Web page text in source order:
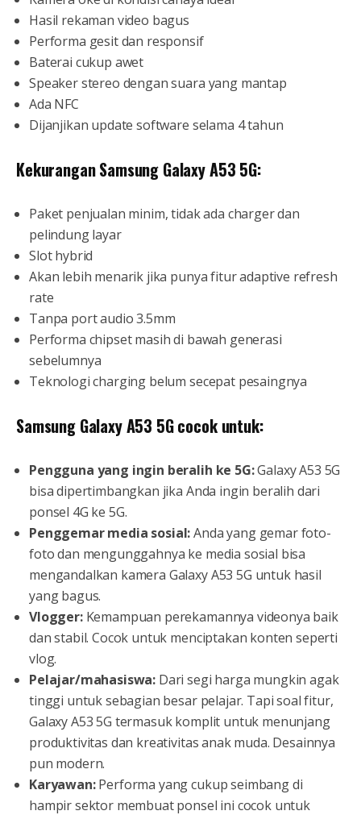
Hasil rekaman video bagus
Performa gesit dan responsif
Baterai cukup awet
Speaker stereo dengan suara yang mantap
Ada NFC
Dijanjikan update software selama 4 tahun
Kekurangan Samsung Galaxy A53 5G:
Paket penjualan minim, tidak ada charger dan
pelindung layar
Slot hybrid
Akan lebih menarik jika punya fitur adaptive refresh
rate
Tanpa port audio 3.5mm
Performa chipset masih di bawah generasi
sebelumnya
Teknologi charging belum secepat pesaingnya
Samsung Galaxy A53 5G cocok untuk:
Pengguna yang ingin beralih ke 5G:Galaxy A53 5G
bisa dipertimbangkan jika Anda ingin beralih dari
ponsel 4G ke 5G.
Penggemar media sosial:Anda yang gemar foto-
foto dan mengunggahnya ke media sosial bisa
mengandalkan kamera Galaxy A53 5G untuk hasil
yang bagus.
Vlogger:Kemampuan perekamannya videonya baik
dan stabil. Cocok untuk menciptakan konten seperti
vlog.
Pelajar/mahasiswa: Dari segi harga mungkin agak
tinggi untuk sebagian besar pelajar. Tapi soal fitur,
Galaxy A53 5G termasuk komplit untuk menunjang
produktivitas dan kreativitas anak muda. Desainnya
pun modern.
Karyawan:Performa yang cukup seimbang di
hampir sektor membuat ponsel ini cocok untuk